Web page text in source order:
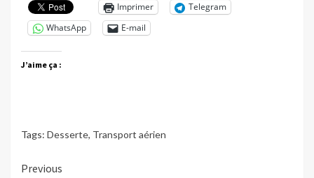
Imprimer
Telegram
WhatsApp
E-mail
J’aime ça :
Tags: Desserte, Transport aérien
Continue
Previous